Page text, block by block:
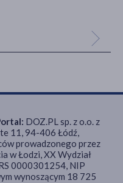
DOZ.PL sp. z o.o. z
11, 94-406 Łódź,
prowadzonego przez
w Łodzi, XX Wydział
0000301254, NIP
wynoszącym 18 725